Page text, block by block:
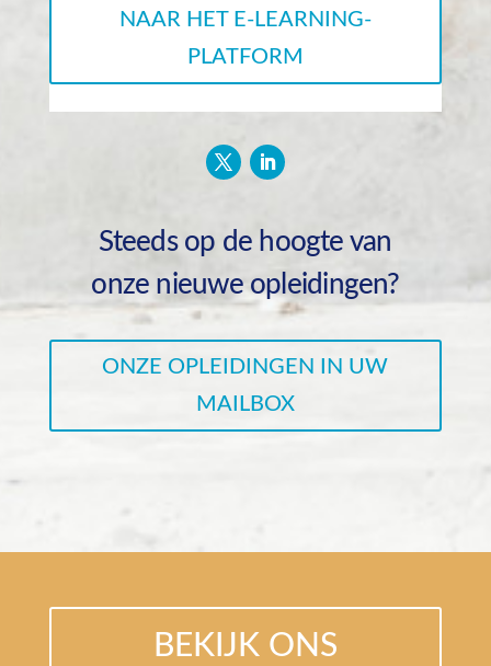
NAAR HET E-LEARNING-
PLATFORM
Steeds op de hoogte van
onze nieuwe opleidingen?
ONZE OPLEIDINGEN IN UW
MAILBOX
BEKIJK ONS